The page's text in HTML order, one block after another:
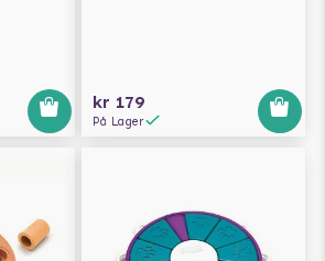
kr 179
På Lager